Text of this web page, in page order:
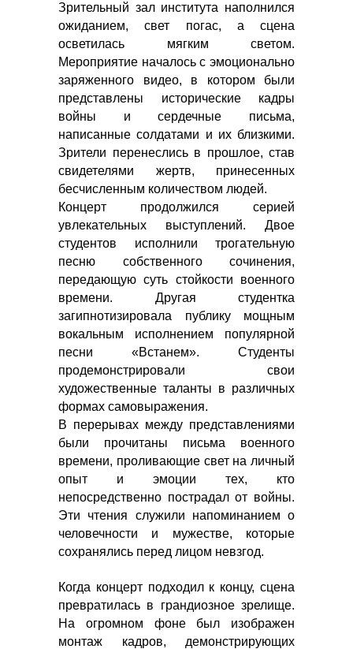
Зрительный зал института наполнился
ожиданием, свет погас, а сцена
осветилась мягким светом.
Мероприятие началось с эмоционально
заряженного видео, в котором были
представлены исторические кадры
войны и сердечные письма,
написанные солдатами и их близкими.
Зрители перенеслись в прошлое, став
свидетелями жертв, принесенных
бесчисленным количеством людей.
Концерт продолжился серией
увлекательных выступлений. Двое
студентов исполнили трогательную
песню собственного сочинения,
передающую суть стойкости военного
времени. Другая студентка
загипнотизировала публику мощным
вокальным исполнением популярной
песни «Встанем». Студенты
продемонстрировали свои
художественные таланты в различных
формах самовыражения.
В перерывах между представлениями
были прочитаны письма военного
времени, проливающие свет на личный
опыт и эмоции тех, кто
непосредственно пострадал от войны.
Эти чтения служили напоминанием о
человечности и мужестве, которые
сохранялись перед лицом невзгод.
Когда концерт подходил к концу, сцена
превратилась в грандиозное зрелище.
На огромном фоне был изображен
монтаж кадров, демонстрирующих